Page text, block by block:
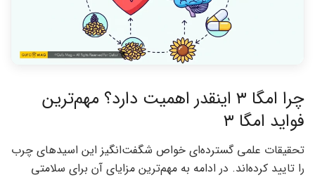
چرا امگا ۳ اینقدر اهمیت دارد؟ مهم‌ترین
فواید امگا ۳
تحقیقات علمی گسترده‌ای خواص شگفت‌انگیز این اسیدهای چرب
را تایید کرده‌اند. در ادامه به مهم‌ترین مزایای آن برای سلامتی